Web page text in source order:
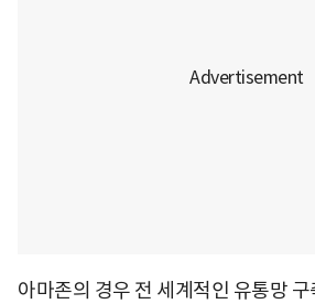
아마존의 경우 전 세계적인 유통망